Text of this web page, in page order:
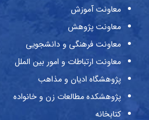
معاونت آموزش
معاونت پژوهش
معاونت فرهنگی و دانشجویی
معاونت ارتباطات و امور بین الملل
پژوهشگاه ادیان و مذاهب
پژوهشکده مطالعات زن و خانواده
کتابخانه